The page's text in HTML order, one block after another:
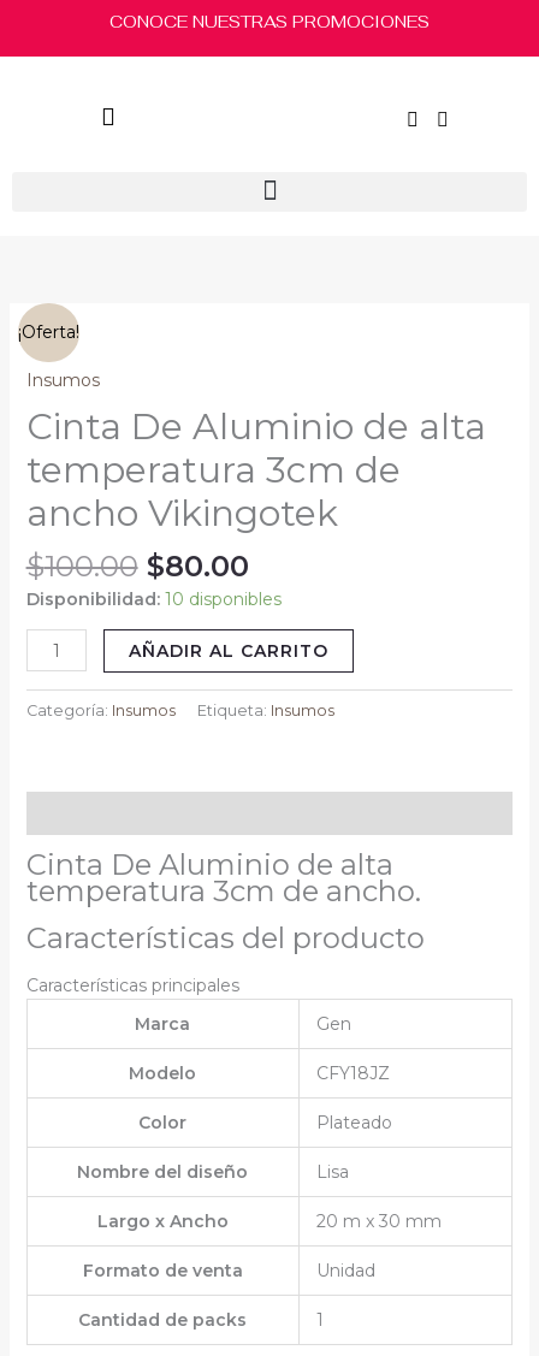
CONOCE NUESTRAS PROMOCIONES
¡Oferta!
Insumos
Cinta De Aluminio de alta
temperatura 3cm de
ancho Vikingotek
$100.00
$100.00.
$80.00
$80.00.
Disponibilidad: 10 disponibles
Cinta
De
Aluminio
alta
temperatura
3cm
de
Vikingotek
cantidad
AÑADIR AL CARRITO
Categoría: Insumos Etiqueta: Insumos
Cinta De Aluminio de alta
temperatura 3cm de ancho.
Características del producto
Características principales
Marca
Gen
Modelo CFY18JZ
Color Plateado
Nombre del diseño Lisa
Largo x Ancho 20 m x 30 mm
Formato de venta Unidad
Cantidad de packs 1